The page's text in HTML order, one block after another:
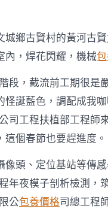
城鄉古賢村的黃河古賢
內，焊花閃耀，機械
段，截流前工期很是
誕藍色，調配成我
司工程扶植部工程師
個春節也要趕進度。
像頭、定位基站等傳
年夜模子剖析檢測
公包養價格司總工程